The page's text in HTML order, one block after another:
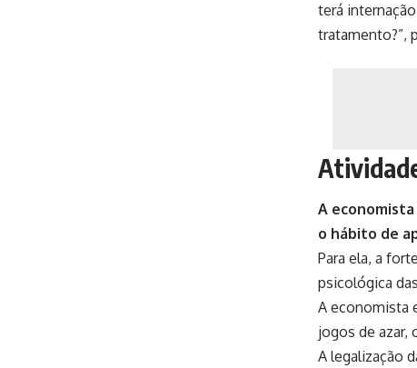
terá
tratamento?”,
A
o hábito de
Para ela, a
psicológica
A economista
jogos de azar,
A legalização